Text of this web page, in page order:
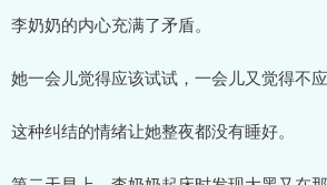
李奶奶的内心充满了矛盾。
她一会儿觉得应该试试，一会儿又觉得不应
这种纠结的情绪让她整夜都没有睡好。